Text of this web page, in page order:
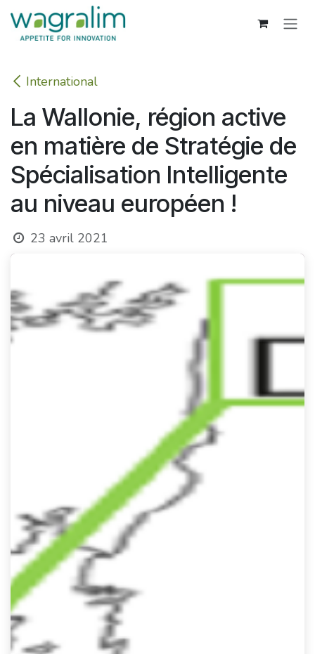
Se rendre au contenu
International
La Wallonie, région active
en matière de Stratégie de
Spécialisation Intelligente
au niveau européen !
23 avril 2021